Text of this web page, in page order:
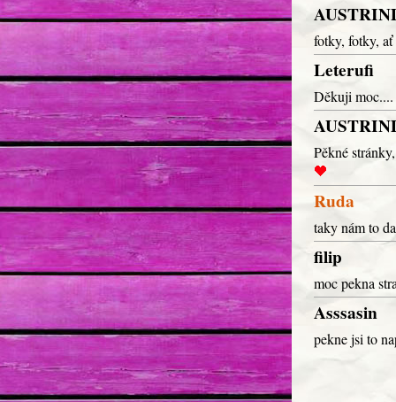
fotky, fotky, ať
Leterufi
Děkuji moc....
Pěkné
Ruda
taky nám to
filip
moc pekna
Asssasin
pekne jsi to